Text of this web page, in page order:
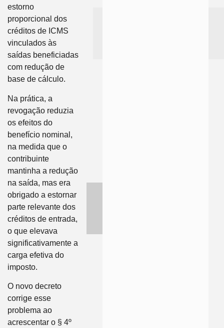
estorno
proporcional dos
créditos de ICMS
vinculados às
saídas beneficiadas
com redução de
base de cálculo.
Na prática, a
revogação reduzia
os efeitos do
benefício nominal,
na medida que o
contribuinte
mantinha a redução
na saída, mas era
obrigado a estornar
parte relevante dos
créditos de entrada,
o que elevava
significativamente a
carga efetiva do
imposto.
O novo decreto
corrige esse
problema ao
acrescentar o § 4º